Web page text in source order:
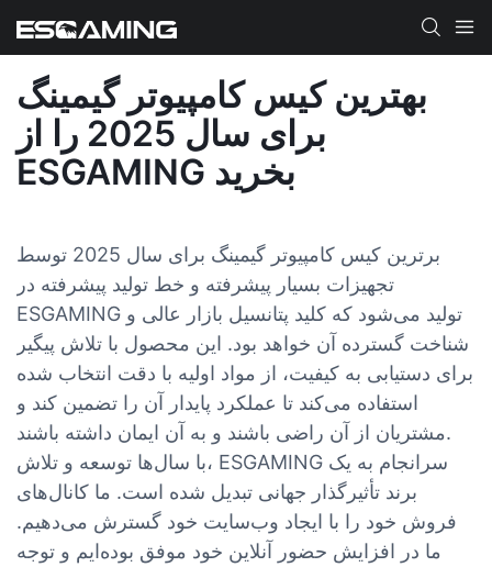
بهترین کیس کامپیوتر گیمینگ
برای سال 2025 را از
ESGAMING بخرید
برترین کیس کامپیوتر گیمینگ برای سال 2025 توسط
تجهیزات بسیار پیشرفته و خط تولید پیشرفته در
ESGAMING تولید می‌شود که کلید پتانسیل بازار عالی و
شناخت گسترده آن خواهد بود. این محصول با تلاش پیگیر
برای دستیابی به کیفیت، از مواد اولیه با دقت انتخاب شده
استفاده می‌کند تا عملکرد پایدار آن را تضمین کند و
مشتریان از آن راضی باشند و به آن ایمان داشته باشند.
با سال‌ها توسعه و تلاش، ESGAMING سرانجام به یک
برند تأثیرگذار جهانی تبدیل شده است. ما کانال‌های
فروش خود را با ایجاد وب‌سایت خود گسترش می‌دهیم.
ما در افزایش حضور آنلاین خود موفق بوده‌ایم و توجه